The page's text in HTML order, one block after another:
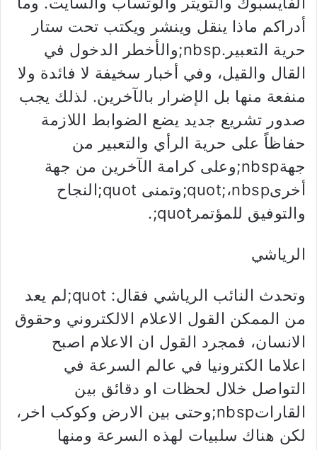
أدراكم ماذا ينقل وينشر ويكتب تحت ستار
حرية التعبير.nbsp;والأخطر الدخول في
القال والقيل، وفي أخبار سخيفة لا فائدة ولا
منفعة منها بل الإضرار بالآخرين. لذلك يجب
صدور تشريع جديد يضع الضوابط اللازمة
حفاظاً على حرية الرأي والتعبير من
جهةnbsp;وعلى كرامة الآخرين من جهة
أخرىquot;،nbsp;وتمنى quot;النجاح
والتوفيق للمؤتمرquot;.
الرياشي
وتحدث النائب الرياشي فقال: quot;لم يعد
من الممكن القول الاعلام الالكتروني وحقوق
الانسان، فمجرد القول ان الاعلام اصبح
اعلاما الكترونيا في عالم السرعة في
التواصل خلال لحظات او دقائق بين
القاراتnbsp;وحتى بين الارض وكوكب اخر،
لكن هناك سلبيات لهذه السرعة ومنها